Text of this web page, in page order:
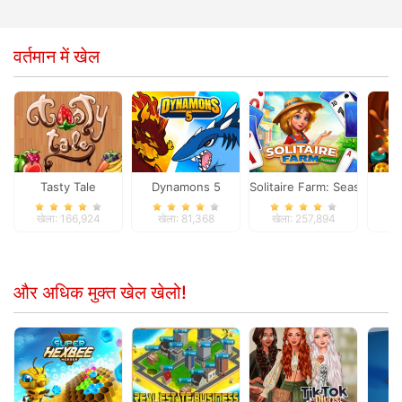
वर्तमान में खेल
Tasty Tale
खेला: 166,924
Dynamons 5
खेला: 81,368
Solitaire Farm: Seasons
खेला: 257,894
और अधिक मुक्त खेल खेलो!